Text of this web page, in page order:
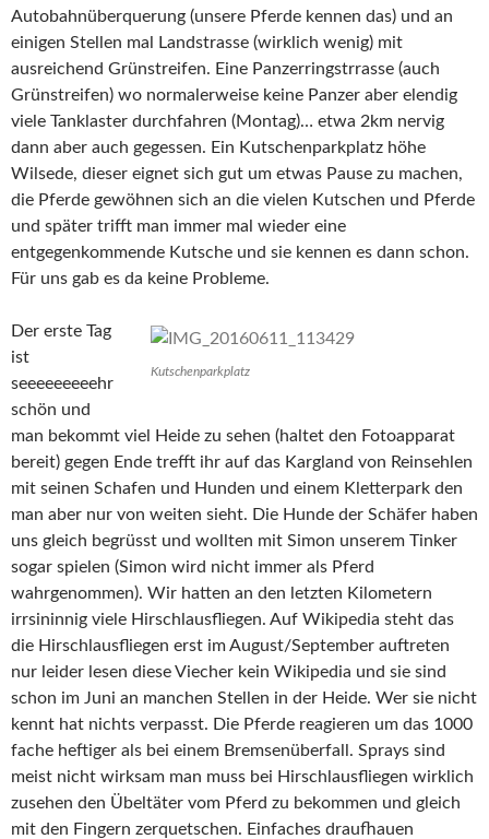
Autobahnüberquerung (unsere Pferde kennen das) und an
einigen Stellen mal Landstrasse (wirklich wenig) mit
ausreichend Grünstreifen. Eine Panzerringstrrasse (auch
Grünstreifen) wo normalerweise keine Panzer aber elendig
viele Tanklaster durchfahren (Montag)… etwa 2km nervig
dann aber auch gegessen. Ein Kutschenparkplatz höhe
Wilsede, dieser eignet sich gut um etwas Pause zu machen,
die Pferde gewöhnen sich an die vielen Kutschen und Pferde
und später trifft man immer mal wieder eine
entgegenkommende Kutsche und sie kennen es dann schon.
Für uns gab es da keine Probleme.
Kutschenparkplatz
Der erste Tag
ist
seeeeeeeeehr
schön und
man bekommt viel Heide zu sehen (haltet den Fotoapparat
bereit) gegen Ende trefft ihr auf das Kargland von Reinsehlen
mit seinen Schafen und Hunden und einem Kletterpark den
man aber nur von weiten sieht. Die Hunde der Schäfer haben
uns gleich begrüsst und wollten mit Simon unserem Tinker
sogar spielen (Simon wird nicht immer als Pferd
wahrgenommen). Wir hatten an den letzten Kilometern
irrsininnig viele Hirschlausfliegen. Auf Wikipedia steht das
die Hirschlausfliegen erst im August/September auftreten
nur leider lesen diese Viecher kein Wikipedia und sie sind
schon im Juni an manchen Stellen in der Heide. Wer sie nicht
kennt hat nichts verpasst. Die Pferde reagieren um das 1000
fache heftiger als bei einem Bremsenüberfall. Sprays sind
meist nicht wirksam man muss bei Hirschlausfliegen wirklich
zusehen den Übeltäter vom Pferd zu bekommen und gleich
mit den Fingern zerquetschen. Einfaches draufhauen